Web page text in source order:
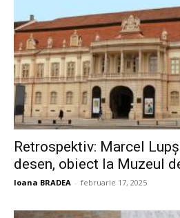
Retrospektiv: Marcel
desen, obiect la Muzeul
Ioana BRADEA - februarie 17, 2025